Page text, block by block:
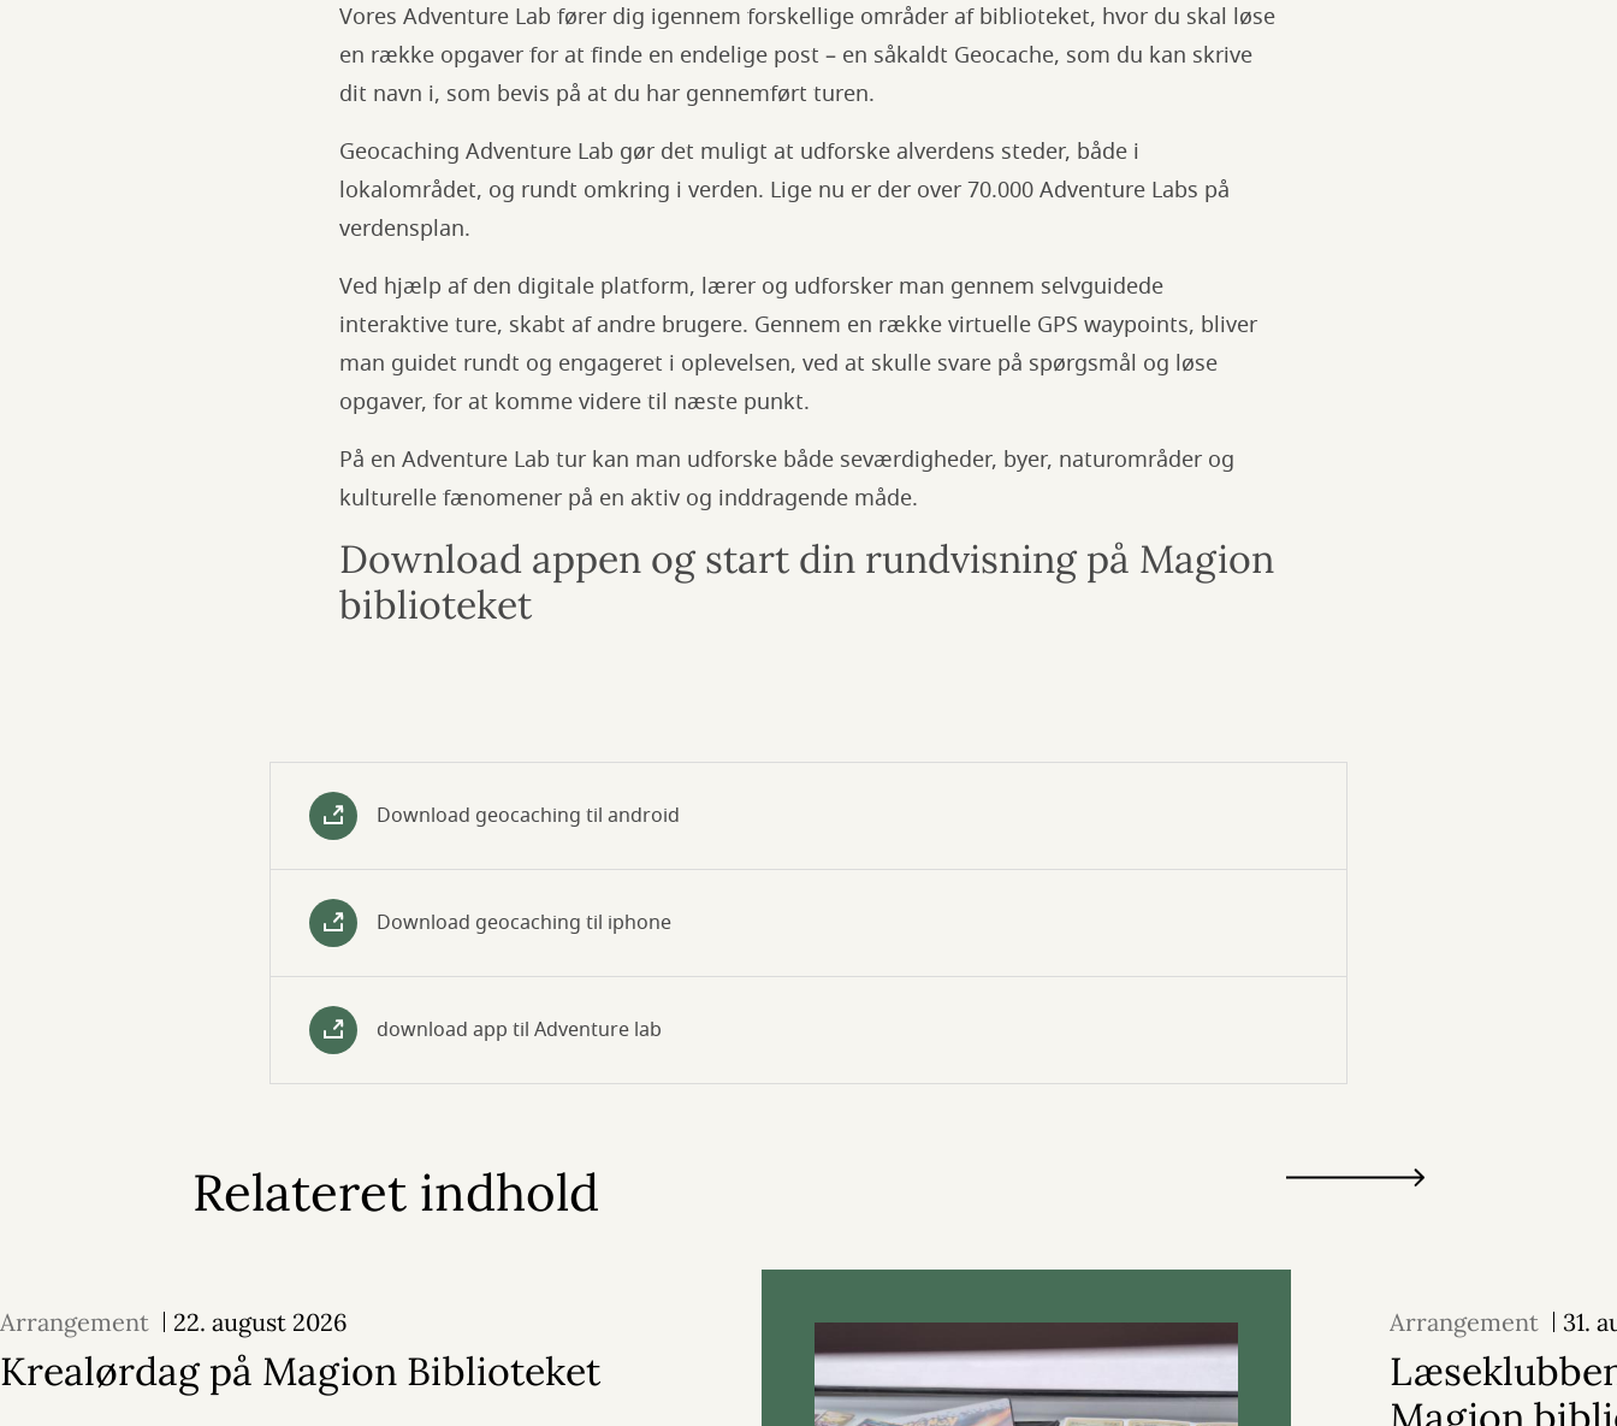
Vores Adventure Lab fører dig igennem forskellige områder af biblioteket, hvor du skal løse
en række opgaver for at finde en endelige post – en såkaldt Geocache, som du kan skrive
dit navn i, som bevis på at du har gennemført turen.
Geocaching Adventure Lab gør det muligt at udforske alverdens steder, både i
lokalområdet, og rundt omkring i verden. Lige nu er der over 70.000 Adventure Labs på
verdensplan.
Ved hjælp af den digitale platform, lærer og udforsker man gennem selvguidede
interaktive ture, skabt af andre brugere. Gennem en række virtuelle GPS waypoints, bliver
man guidet rundt og engageret i oplevelsen, ved at skulle svare på spørgsmål og løse
opgaver, for at komme videre til næste punkt.
På en Adventure Lab tur kan man udforske både seværdigheder, byer, naturområder og
kulturelle fænomener på en aktiv og inddragende måde.
Download appen og start din rundvisning på Magion
biblioteket
Download geocaching til android
Download geocaching til iphone
download app til Adventure lab
Relateret indhold
Arrangement 22. august 2026
Krealørdag på Magion Biblioteket
Arrangement 31.